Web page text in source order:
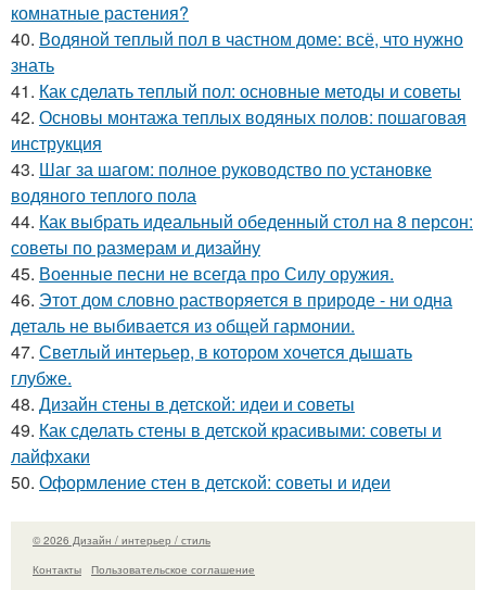
комнатные растения?
40. Водяной теплый пол в частном доме: всё, что нужно
знать
41. Как сделать теплый пол: основные методы и советы
42. Основы монтажа теплых водяных полов: пошаговая
инструкция
43. Шаг за шагом: полное руководство по установке
водяного теплого пола
44. Как выбрать идеальный обеденный стол на 8 персон:
советы по размерам и дизайну
45. Военные песни не всегда про Силу оружия.
46. Этот дом словно растворяется в природе - ни одна
деталь не выбивается из общей гармонии.
47. Светлый интерьер, в котором хочется дышать
глубже.
48. Дизайн стены в детской: идеи и советы
49. Как сделать стены в детской красивыми: советы и
лайфхаки
50. Оформление стен в детской: советы и идеи
© 2026 Дизайн / интерьер / стиль
Контакты
Пользовательское соглашение